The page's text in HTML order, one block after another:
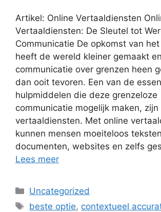
Artikel: Online Vertaaldiensten
Vertaaldiensten: De Sleutel tot
Communicatie De opkomst van
heeft de wereld kleiner gemaakt en
communicatie over grenzen heen
dan ooit tevoren. Een van de
hulpmiddelen die deze grenzeloze
communicatie mogelijk maken, zijn
vertaaldiensten. Met online
kunnen mensen moeiteloos
documenten, websites en zelfs
Lees meer
Categorieën
Uncategorized
Tags
beste optie, contextueel